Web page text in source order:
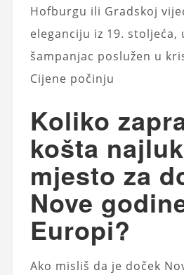
Hofburgu ili Gradskoj
eleganciju iz 19. stoljeća,
šampanjac poslužen u
Cijene počinju
Koliko
košta
mjesto za
Nove
Europi?
Ako misliš da je doček